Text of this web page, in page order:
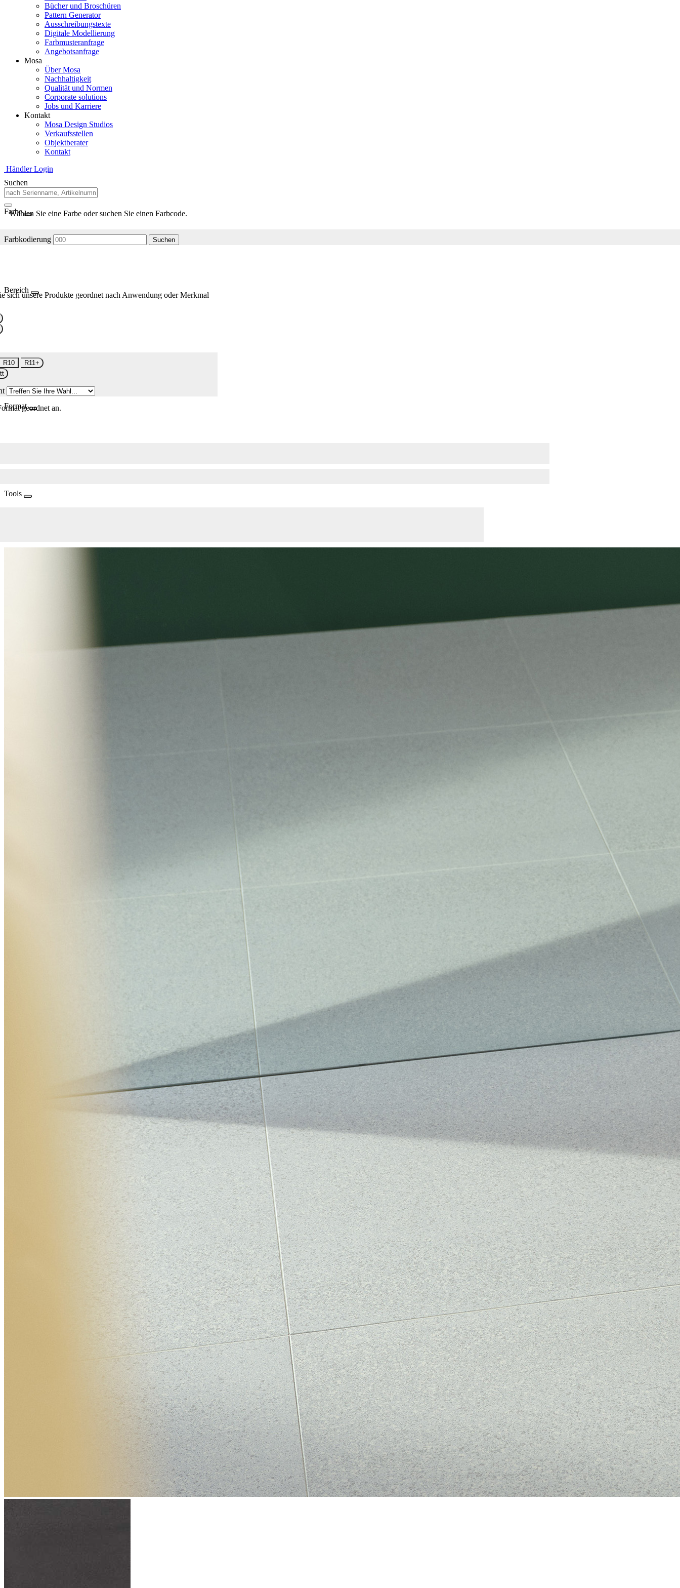
Bücher und Broschüren
Pattern Generator
Ausschreibungstexte
Digitale Modellierung
Farbmusteranfrage
Angebotsanfrage
Mosa
Über Mosa
Nachhaltigkeit
Qualität und Normen
Corporate solutions
Jobs und Karriere
Kontakt
Mosa Design Studios
Verkaufsstellen
Objektberater
Kontakt
Händler Login
Suchen
Farbe
Wählen Sie eine Farbe oder suchen Sie einen Farbcode.
Farbkodierung Suchen
Bereich
sich unsere Produkte geordnet nach Anwendung oder Merkmal
R10
R11+
Formatgeordnet an.
Tools